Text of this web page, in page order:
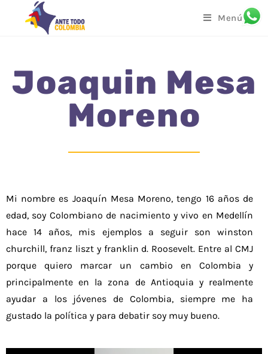
Menú
Joaquin Mesa
Moreno
Mi nombre es Joaquín Mesa Moreno, tengo 16 años de
edad, soy Colombiano de nacimiento y vivo en Medellín
hace 14 años, mis ejemplos a seguir son winston
churchill, franz liszt y franklin d. Roosevelt. Entre al CMJ
porque quiero marcar un cambio en Colombia y
principalmente en la zona de Antioquia y realmente
ayudar a los jóvenes de Colombia, siempre me ha
gustado la política y para debatir soy muy bueno.